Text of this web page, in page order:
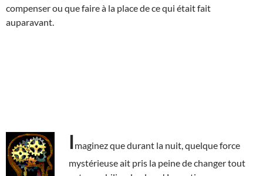
compenser ou que faire à la place de ce qui était fait
auparavant.
Imaginez que durant la nuit, quelque force
mystérieuse ait pris la peine de changer tout